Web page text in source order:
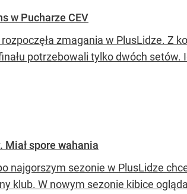
w Pucharze CEV
zmagania w PlusLidze. Z
potrzebowali tylko dwóch setów.
spore wahania
najgorszym sezonie w PlusLidze
klub. W nowym sezonie kibice